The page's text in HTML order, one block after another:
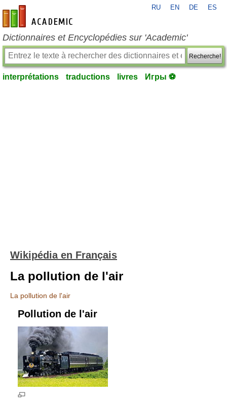
fr-academic.com
RU EN DE ES
Dictionnaires et Encyclopédies sur 'Academic'
Recherche!
interprétations traductions livres Игры ⚽
Wikipédia en Français
La pollution de l'air
La pollution de l'air
Pollution de l'air